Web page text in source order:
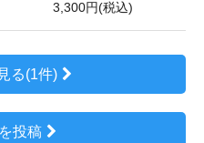
3,300円(税込)
る(1件)
投稿